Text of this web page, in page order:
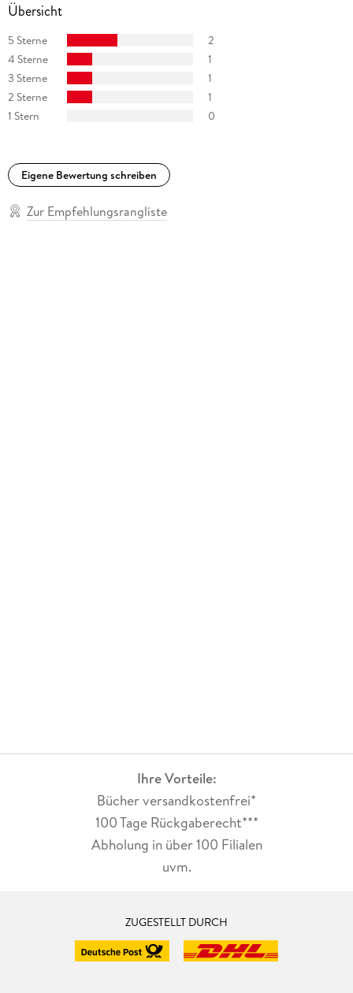
Übersicht
5 Sterne
2
4 Sterne
1
3 Sterne
1
2 Sterne
1
1 Stern
0
Eigene Bewertung schreiben
Zur Empfehlungsrangliste
Ihre Vorteile:
Bücher versandkostenfrei*
100 Tage Rückgaberecht***
Abholung in über 100 Filialen
uvm.
ZUGESTELLT DURCH